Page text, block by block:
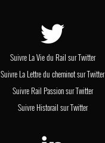
Suivre La Vie du Rail sur Twitter
Suivre La Lettre du cheminot sur Twitter
Suivre Rail Passion sur Twitter
Suivre Historail sur Twitter